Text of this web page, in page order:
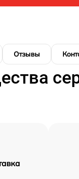
Отзывы